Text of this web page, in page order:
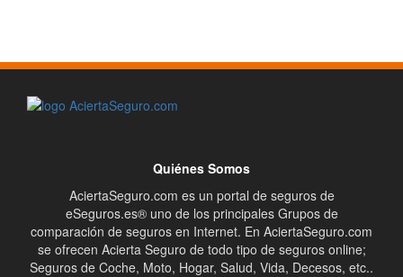
Quiénes Somos
AciertaSeguro.com es un portal de seguros de
eSeguros.es® uno de los principales Grupos de
comparación de seguros en Internet. En AciertaSeguro.com
se ofrecen Acierta Seguro de todo tipo de seguros online;
Seguros de Coche, Moto, Hogar, Salud, Vida, Decesos, etc..